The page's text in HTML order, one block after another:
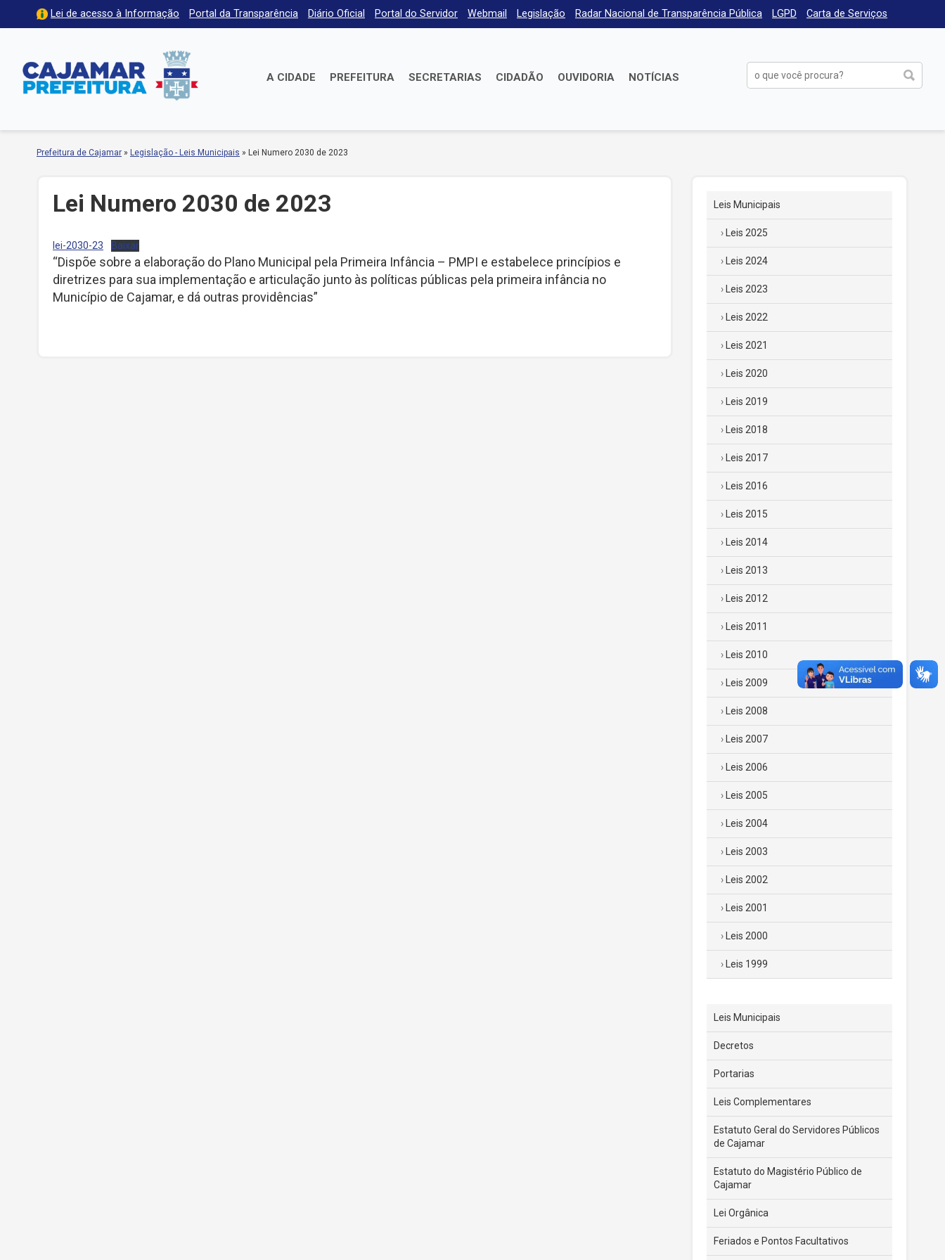
Lei de acesso à Informação Portal da Transparência Diário Oficial Portal do Servidor Webmail Legislação Radar Nacional de Transparência Pública LGPD Carta de Serviços
A CIDADE PREFEITURA SECRETARIAS CIDADÃO OUVIDORIA NOTÍCIAS
Prefeitura de Cajamar » Legislação - Leis Municipais » Lei Numero 2030 de 2023
Lei Numero 2030 de 2023
lei-2030-23 Baixar
“Dispõe sobre a elaboração do Plano Municipal pela Primeira Infância – PMPI e estabelece princípios e
diretrizes para sua implementação e articulação junto às políticas públicas pela primeira infância no
Município de Cajamar, e dá outras providências”
Leis Municipais
Leis 2025
Leis 2024
Leis 2023
Leis 2022
Leis 2021
Leis 2020
Leis 2019
Leis 2018
Leis 2017
Leis 2016
Leis 2015
Leis 2014
Leis 2013
Leis 2012
Leis 2011
Leis 2010
Leis 2009
Leis 2008
Leis 2007
Leis 2006
Leis 2005
Leis 2004
Leis 2003
Leis 2002
Leis 2001
Leis 2000
Leis 1999
Leis Municipais
Decretos
Portarias
Leis Complementares
Estatuto Geral do Servidores Públicos
de Cajamar
Estatuto do Magistério Público de
Cajamar
Lei Orgânica
Feriados e Pontos Facultativos